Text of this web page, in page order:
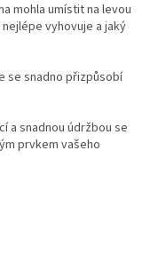
mohla umístit na levou
vyhovuje a jaký
se snadno přizpůsobí
a snadnou údržbou se
prvkem vašeho